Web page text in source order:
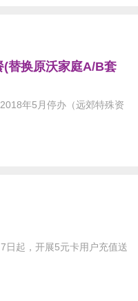
(替换原沃家庭A/B套
年5月停办（远郊特殊资
日起，开展5元卡用户充值送